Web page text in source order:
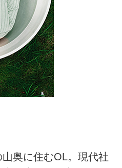
奥に住むOL。現代社